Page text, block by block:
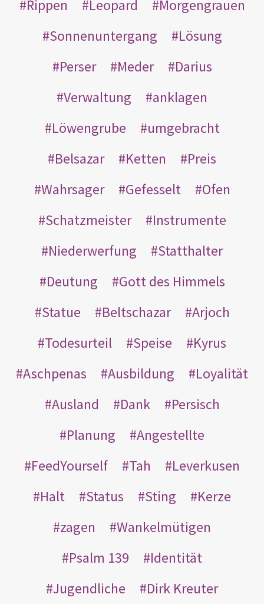
Rippen
Leopard
Morgengrauen
Sonnenuntergang
Lösung
Perser
Meder
Darius
Verwaltung
anklagen
Löwengrube
umgebracht
Belsazar
Ketten
Preis
Wahrsager
Gefesselt
Ofen
Schatzmeister
Instrumente
Niederwerfung
Statthalter
Deutung
Gott des Himmels
Statue
Beltschazar
Arjoch
Todesurteil
Speise
Kyrus
Aschpenas
Ausbildung
Loyalität
Ausland
Dank
Persisch
Planung
Angestellte
FeedYourself
Tah
Leverkusen
Halt
Status Sting
Kerze
zagen
Wankelmütigen
Psalm 139
Identität
Jugendliche
Dirk Kreuter